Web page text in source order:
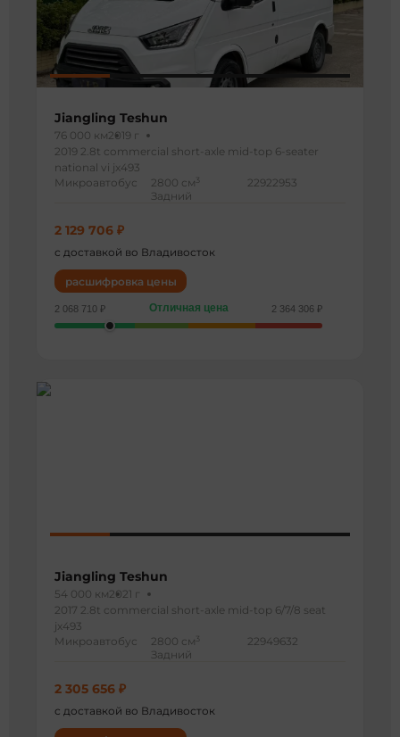
Jiangling Teshun
76 000 км2019 г
2019 2.8t commercial short-axle mid-top 6-seater
national vi jx493
Микроавтобус
2800 см 3
Задний
22922953
2 129 706 ₽
с доставкой во Владивосток
расшифровка цены
2 068 710 ₽ Отличная цена 2 364 306 ₽
Jiangling Teshun
54 000 км2021 г
2017 2.8t commercial short-axle mid-top 6/7/8 seat
jx493
Микроавтобус
2800 см 3
Задний
22949632
2 305 656 ₽
с доставкой во Владивосток